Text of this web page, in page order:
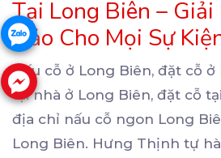
Tại Long Biên – Giải
Hảo Cho Mọi Sự
Nấu cỗ ở Long Biên, đặt cỗ ở
tại nhà ở Long Biên, đặt cỗ tại
địa chỉ nấu cỗ ngon Long
Long Biên. Hưng Thịnh tự